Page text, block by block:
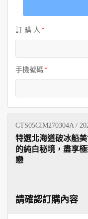
訂 購 人
手機號碼
CTS05CIM270304A /
特選北海道破冰船
的純白秘境，盡享
戀
請確認訂購內容